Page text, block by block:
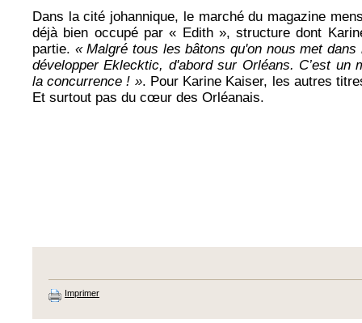
Dans la cité johannique, le marché du magazine
déjà bien occupé par « Edith », structure dont
partie. « Malgré tous les bâtons qu'on nous met
développer Eklecktic, d'abord sur Orléans. C’est un
la concurrence ! ». Pour Karine Kaiser, les autres
Et surtout pas du cœur des Orléanais.
Imprimer